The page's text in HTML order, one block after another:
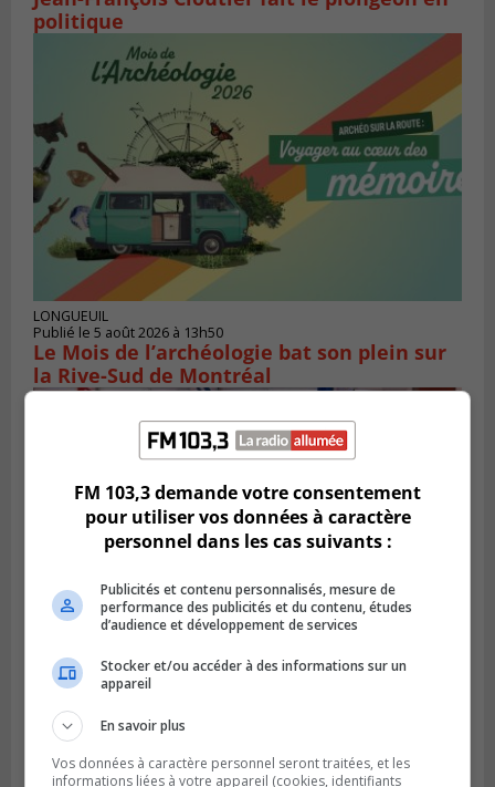
politique
LONGUEUIL
Publié le 5 août 2026 à 13h50
Le Mois de l’archéologie bat son plein sur
la Rive-Sud de Montréal
VIEUX-LONGUEUIL
Publié le 5 août 2026 à 09h30
Lysa Bélaicha assure les services aux
citoyens du district Michel‑Chartrand
FM 103,3 demande votre consentement
pour utiliser vos données à caractère
personnel dans les cas suivants :
Publicités et contenu personnalisés, mesure de
performance des publicités et du contenu, études
d’audience et développement de services
Stocker et/ou accéder à des informations sur un
appareil
En savoir plus
Vos données à caractère personnel seront traitées, et les
informations liées à votre appareil (cookies, identifiants